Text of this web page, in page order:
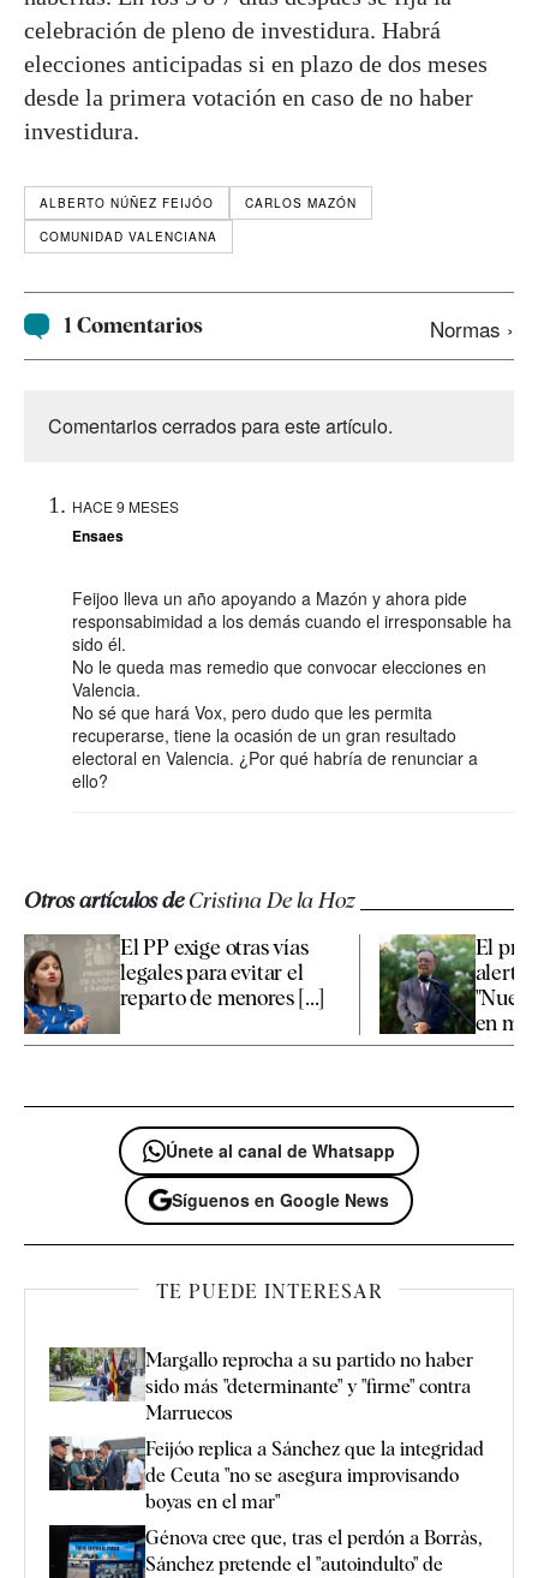
celebración de pleno de investidura. Habrá
elecciones anticipadas si en plazo de dos meses
desde la primera votación en caso de no haber
investidura.
ALBERTO NÚÑEZ FEIJÓO
CARLOS MAZÓN
COMUNIDAD VALENCIANA
1 Comentarios Normas ›
Comentarios cerrados para este artículo.
HACE 9 MESES
Ensaes
Feijoo lleva un año apoyando a Mazón y ahora pide
responsabimidad a los demás cuando el irresponsable ha
sido él.
No le queda mas remedio que convocar elecciones en
Valencia.
No sé que hará Vox, pero dudo que les permita
recuperarse, tiene la ocasión de un gran resultado
electoral en Valencia. ¿Por qué habría de renunciar a
ello?
Otros artículos deCristina De la Hoz
El PP exige otras vías
legales para evitar el
reparto de menores [...]
El
alerta
en
Únete al canal de Whatsapp
Síguenos en Google News
TE PUEDE INTERESAR
Margallo reprocha a su partido no haber
sido más "determinante" y "firme" contra
Marruecos
Feijóo replica a Sánchez que la integridad
de Ceuta "no se asegura improvisando
boyas en el mar"
Génova cree que, tras el perdón a Borràs,
Sánchez pretende el "autoindulto" de